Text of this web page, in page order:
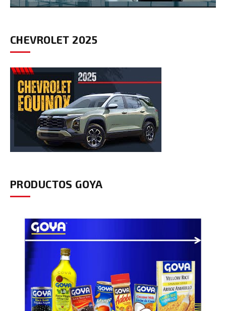
CHEVROLET 2025
PRODUCTOS GOYA